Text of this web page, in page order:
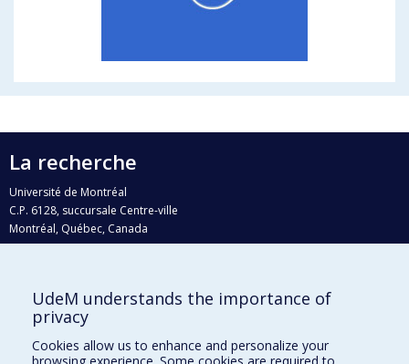
La recherche
Université de Montréal
C.P. 6128, succursale Centre-ville
Montréal, Québec, Canada
H3C 3J7
Qui fait quoi?
Nous trouver
UdeM understands the importance of
privacy
Cookies allow us to enhance and personalize your
browsing experience. Some cookies are required to